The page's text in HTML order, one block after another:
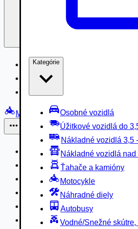
Kategórie
Osobné vozidlá
Úžitkové vozidlá do
Nákladné vozidlá 3,5
Nákladné vozidlá nad
Ťahače a kamióny
Motocykle
Náhradné diely
Autobusy
Vodné/Snežné
Nákladné vozidlá 3,5 - 7,5t
Nákladné vozidlá nad 7,5t
Motocykle
Náhradné diely
Autobusy
Vodné/Snežné skútre,
Obytné prívesy autokaravany
Poľnohospodárske vozidlá /
Stavebné stroje nakladače /